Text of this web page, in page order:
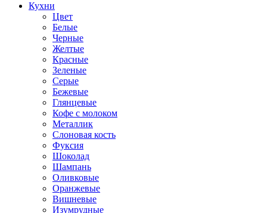
Кухни
Цвет
Белые
Черные
Желтые
Красные
Зеленые
Серые
Бежевые
Глянцевые
Кофе с молоком
Металлик
Слоновая кость
Фуксия
Шоколад
Шампань
Оливковые
Оранжевые
Вишневые
Изумрудные